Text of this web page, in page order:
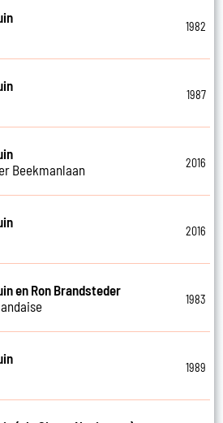
1982
1987
Beekmanlaan
2016
2016
en Ron Brandsteder
1983
1989